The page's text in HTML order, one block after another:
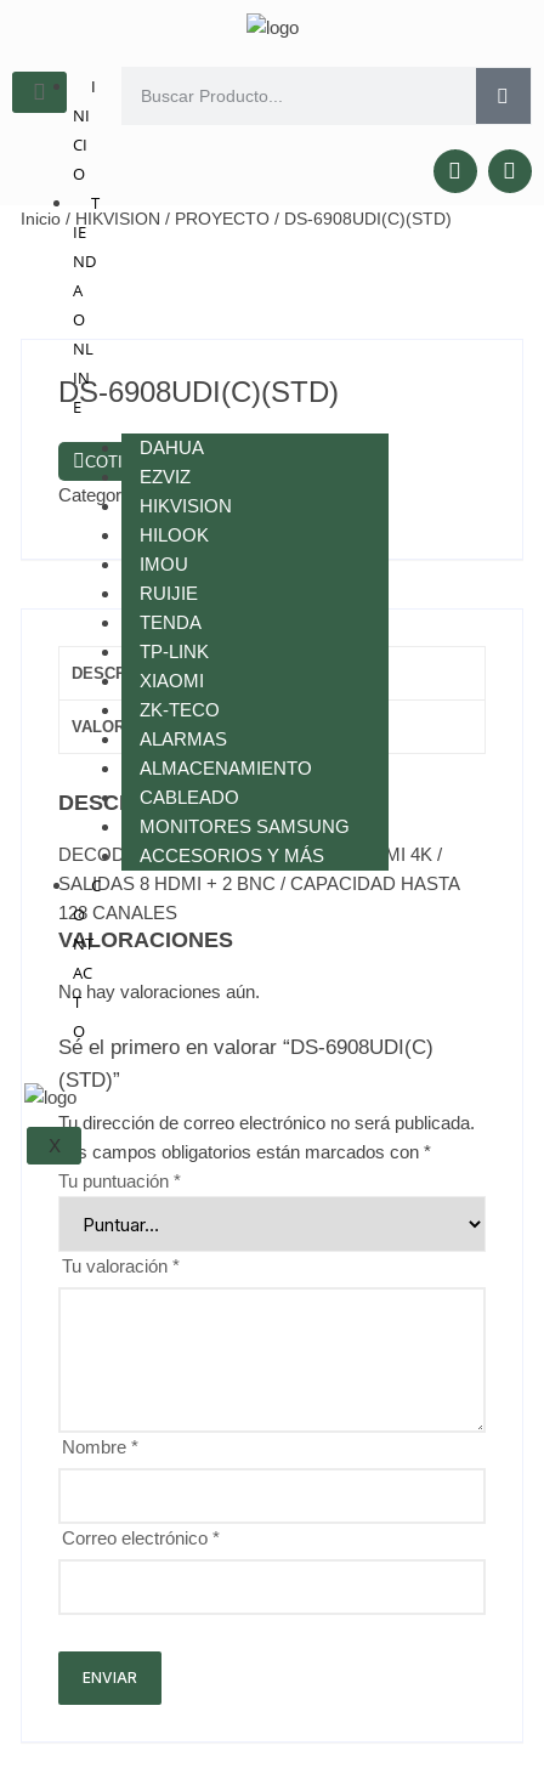
I
NI
CI
O
T
IE
ND
A
O
NL
IN
E
DAHUA
EZVIZ
HIKVISION
HILOOK
IMOU
RUIJIE
TENDA
TP-LINK
XIAOMI
ZK-TECO
ALARMAS
ALMACENAMIENTO
CABLEADO
MONITORES SAMSUNG
ACCESORIOS Y MÁS
C
O
NT
AC
T
O
X
Inicio / HIKVISION / PROYECTO / DS-6908UDI(C)(STD)
DS-6908UDI(C)(STD)
COTIZAR POR WHATSAPP
Categorías:HIKVISION
DESCRIPCIÓN
VALORACIONES (0)
DESCRIPCIÓN
DECODIFICADOR 4K / ENTRADAS HDMI 4K /
SALIDAS 8 HDMI + 2 BNC / CAPACIDAD HASTA
128 CANALES
VALORACIONES
No hay valoraciones aún.
Sé el primero en valorar “DS-6908UDI(C)
(STD)”
Tu dirección de correo electrónico no será publicada.
Los campos obligatorios están marcados con*
Tu puntuación*
Tu valoración*
Nombre*
Correo electrónico*